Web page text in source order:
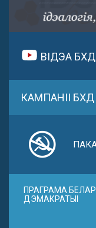
ВІДЭА БХД
КАМПАНІІ БХД
ПРАГРАМА
ДЭМАКРАТЫІ